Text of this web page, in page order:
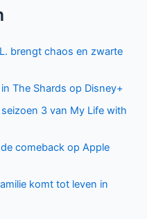
brengt chaos en zwarte
The Shards op Disney+
3 van My Life with
comeback op Apple
komt tot leven in